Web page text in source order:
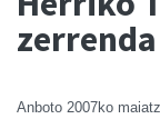
Anboto 2007ko